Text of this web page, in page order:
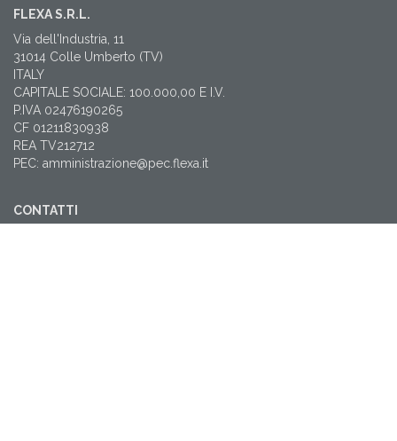
FLEXA S.R.L.
Via dell'Industria, 11
31014 Colle Umberto (TV)
ITALY
CAPITALE SOCIALE: 100.000,00 E I.V.
P.IVA 02476190265
CF 01211830938
REA TV212712
PEC: amministrazione@pec.flexa.it
CONTATTI